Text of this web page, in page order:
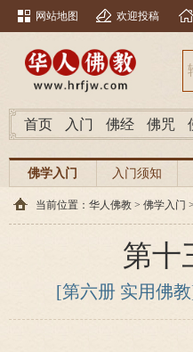
网站地图 欢迎投稿
首页 入门 佛经 佛咒
佛学入门 入门须知
当前位置： 华人佛教 > 佛学入门 >
第十
[第六册 实用佛